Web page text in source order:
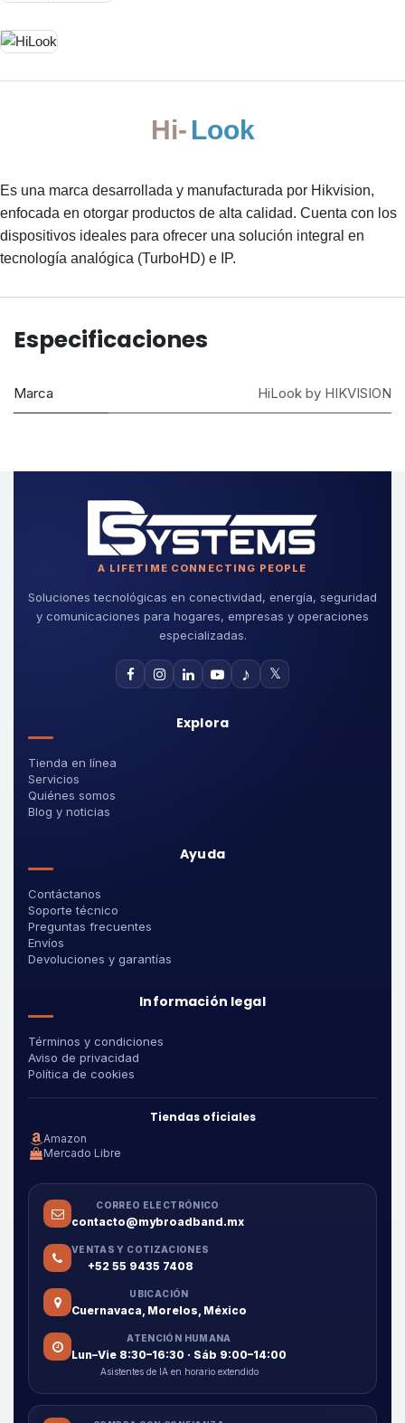
Hi- Look
Es una marca desarrollada y manufacturada por Hikvision,
enfocada en otorgar productos de alta calidad. Cuenta con los
dispositivos ideales para ofrecer una solución integral en
tecnología analógica (TurboHD) e IP.
Especificaciones
Marca HiLook by HIKVISION
A LIFETIME CONNECTING PEOPLE
Soluciones tecnológicas en conectividad, energía, seguridad
y comunicaciones para hogares, empresas y operaciones
especializadas.
♪ 𝕏
Explora
Tienda en línea
Servicios
Quiénes somos
Blog y noticias
Ayuda
Contáctanos
Soporte técnico
Preguntas frecuentes
Envíos
Devoluciones y garantías
Información legal
Términos y condiciones
Aviso de privacidad
Política de cookies
Tiendas oficiales
Amazon
Mercado Libre
CORREO ELECTRÓNICO
contacto@mybroadband.mx
VENTAS Y COTIZACIONES
+52 55 9435 7408
UBICACIÓN
Cuernavaca, Morelos, México
ATENCIÓN HUMANA
Lun–Vie 8:30–16:30 · Sáb 9:00–14:00
Asistentes de IA en horario extendido